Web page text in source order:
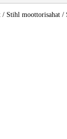
/ Stihl moottorisahat /